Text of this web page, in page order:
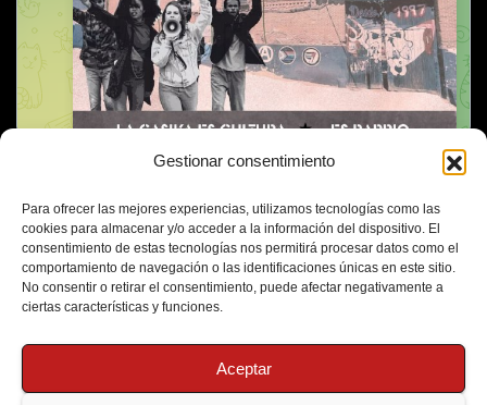
Gestionar consentimiento
Para ofrecer las mejores experiencias, utilizamos tecnologías como las
cookies para almacenar y/o acceder a la información del dispositivo. El
consentimiento de estas tecnologías nos permitirá procesar datos como el
comportamiento de navegación o las identificaciones únicas en este sitio.
No consentir o retirar el consentimiento, puede afectar negativamente a
ciertas características y funciones.
Aceptar